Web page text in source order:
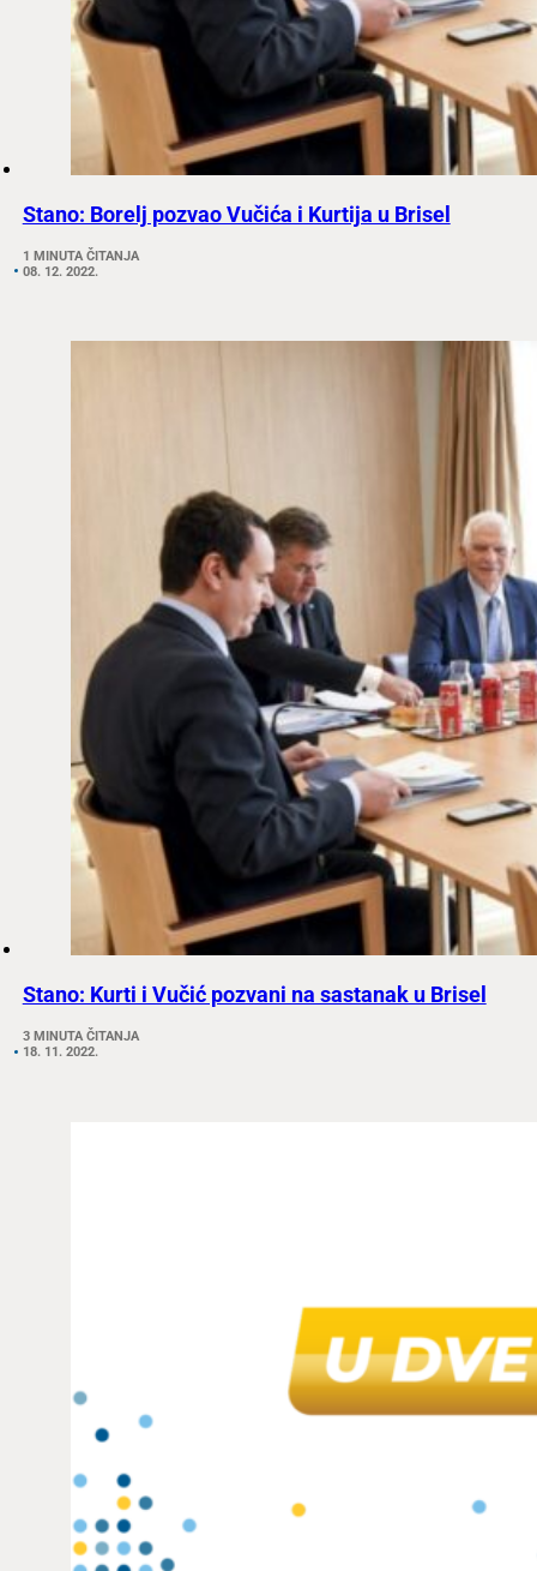
Stano: Borelj pozvao Vučića i Kurtija u Brisel
1 MINUTA ČITANJA
08. 12. 2022.
Stano: Kurti i Vučić pozvani na sastanak u Brisel
3 MINUTA ČITANJA
18. 11. 2022.